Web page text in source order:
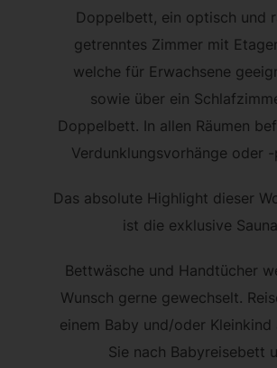
Doppelbett, ein optisch und
getrenntes Zimmer mit
welche für Erwachsene
sowie über ein
Doppelbett. In allen Räumen
Verdunklungsvorhänge oder -
Das absolute Highlight dieser
ist die exklusive
Bettwäsche und Handtücher
Wunsch gerne gewechselt.
einem Baby und/oder Kleinkind
Sie nach Babyreisebett